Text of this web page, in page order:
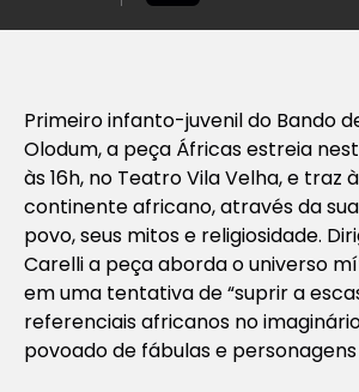
Primeiro infanto-juvenil do Bando
Olodum, a peça Áfricas estreia
às 16h, no Teatro Vila Velha, e traz
continente africano, através da
povo, seus mitos e religiosidade.
Carelli a peça aborda o universo
em uma tentativa de “suprir a
referenciais africanos no
povoado de fábulas e